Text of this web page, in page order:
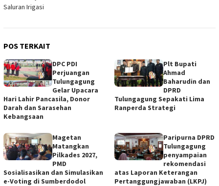
Saluran Irigasi
POS TERKAIT
DPC PDI
Perjuangan
Tulungagung
Gelar Upacara
Hari Lahir Pancasila, Donor
Darah dan Sarasehan
Kebangsaan
Plt Bupati
Ahmad
Baharudin dan
DPRD
Tulungagung Sepakati Lima
Ranperda Strategi
Magetan
Matangkan
Pilkades 2027,
PMD
Sosialisasikan dan Simulasikan
e-Voting di Sumberdodol
Paripurna DPRD
Tulungagung
penyampaian
rekomendasi
atas Laporan Keterangan
Pertanggungjawaban (LKPJ)